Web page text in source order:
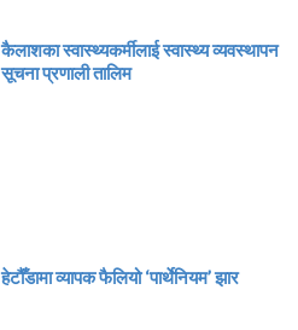
कैलाशका स्वास्थ्यकर्मीलाई स्वास्थ्य व्यवस्थापन
सूचना प्रणाली तालिम
हेटौँडामा व्यापक फैलियो ‘पार्थेनियम’ झार